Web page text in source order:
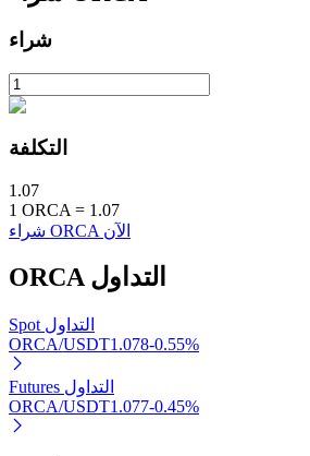
الاستثمار التلقائي
تعلم الستاكينغ
شراء
التكلفة
1.07
1 ORCA = 1.07
شراء ORCA الآن
ORCA التداول
Spot التداول
ORCA/USDT1.078-0.55%
Futures التداول
ORCA/USDT1.077-0.45%